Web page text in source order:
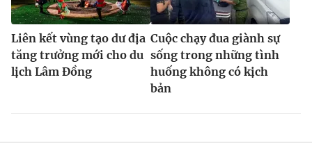
Liên kết vùng tạo dư địa
tăng trưởng mới cho du
lịch Lâm Đồng
Cuộc chạy đua giành sự
sống trong những tình
huống không có kịch
bản